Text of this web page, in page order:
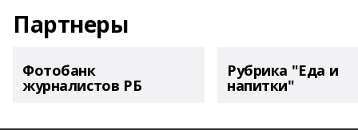
Партнеры
Фотобанк
журналистов РБ
Рубрика "Еда и
напитки"